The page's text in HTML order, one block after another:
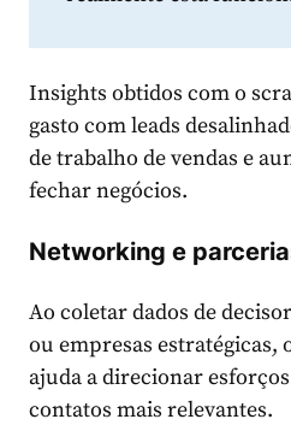
Insights obtidos com o
gasto com leads
de trabalho de vendas e
fechar negócios.
Networking e
Ao coletar dados de
ou empresas
ajuda a direcionar
contatos mais relevantes.